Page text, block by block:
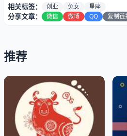
属兔女的出生年份为195一、196
九、2011年，属于兔子年份的女
相关标签： 创业 兔女 星座
分享文章： 微信 微博 QQ 复制链
推荐